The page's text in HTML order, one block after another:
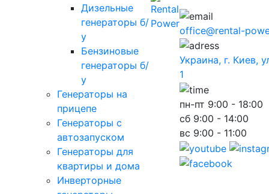
Дизельные
генераторы б/
у
Бензиновые
генераторы б/
у
Генераторы на
прицепе
Генераторы с
автозапуском
Генераторы для
квартиры и дома
Инверторные
office@rental-
Украина, г. Киев,
1
пн-пт 9:00 - 18:00
сб 9:00 - 14:00
вс 9:00 - 11:00